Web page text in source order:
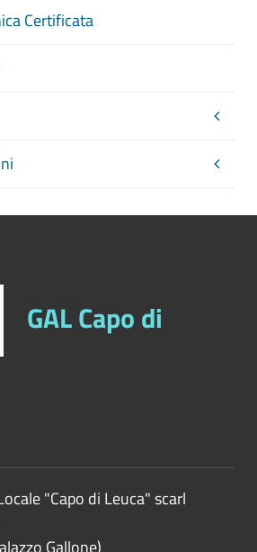
: Tempestivo
Certificata
GAL Capo di
"Capo di Leuca" scarl
Gallone)